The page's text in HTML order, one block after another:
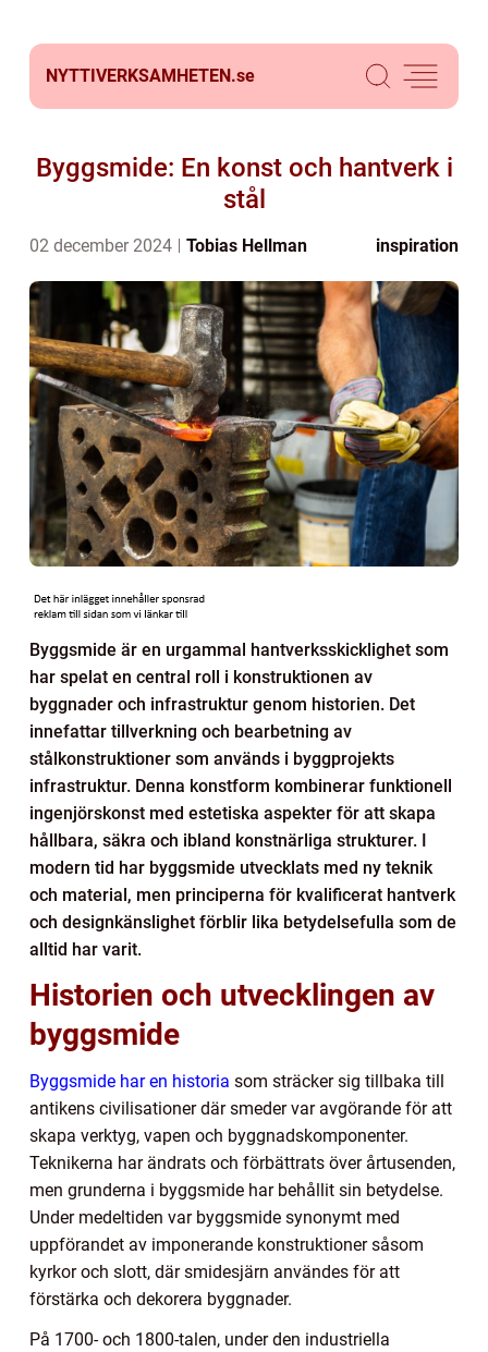
NYTTIVERKSAMHETEN.se
Byggsmide: En konst och hantverk i
stål
02 december 2024 Tobias Hellman inspiration
Byggsmide är en urgammal hantverksskicklighet som
har spelat en central roll i konstruktionen av
byggnader och infrastruktur genom historien. Det
innefattar tillverkning och bearbetning av
stålkonstruktioner som används i byggprojekts
infrastruktur. Denna konstform kombinerar funktionell
ingenjörskonst med estetiska aspekter för att skapa
hållbara, säkra och ibland konstnärliga strukturer. I
modern tid har byggsmide utvecklats med ny teknik
och material, men principerna för kvalificerat hantverk
och designkänslighet förblir lika betydelsefulla som de
alltid har varit.
Historien och utvecklingen av
byggsmide
Byggsmide har en historia som sträcker sig tillbaka till
antikens civilisationer där smeder var avgörande för att
skapa verktyg, vapen och byggnadskomponenter.
Teknikerna har ändrats och förbättrats över årtusenden,
men grunderna i byggsmide har behållit sin betydelse.
Under medeltiden var byggsmide synonymt med
uppförandet av imponerande konstruktioner såsom
kyrkor och slott, där smidesjärn användes för att
förstärka och dekorera byggnader.
På 1700- och 1800-talen, under den industriella